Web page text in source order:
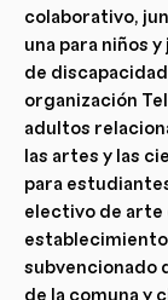
colaborativo,
una para niños
de
organización
adultos
las artes y las
para
electivo de arte
subvencionado
de la comuna y